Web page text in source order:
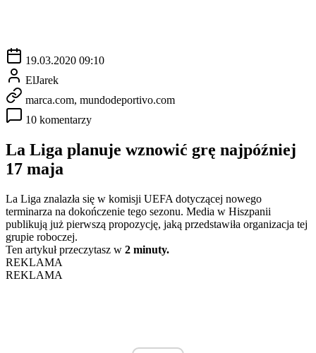
19.03.2020 09:10
ElJarek
marca.com, mundodeportivo.com
10 komentarzy
La Liga planuje wznowić grę najpóźniej
17 maja
La Liga znalazła się w komisji UEFA dotyczącej nowego
terminarza na dokończenie tego sezonu. Media w Hiszpanii
publikują już pierwszą propozycję, jaką przedstawiła organizacja tej
grupie roboczej.
Ten artykuł przeczytasz w 2 minuty.
REKLAMA
REKLAMA